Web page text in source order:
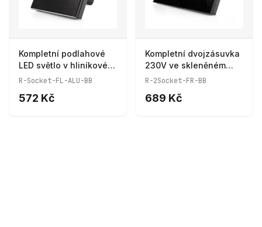
Kompletní podlahové
LED světlo v hliníkovém
rámečku ROON R-
R-Socket-FL-ALU-BB
572 Kč
Kompletní dvojzásuvka
230V ve skleněném
rámečku R-2Socket-FR-
R-2Socket-FR-BB
689 Kč